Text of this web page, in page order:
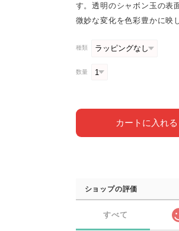
す。透明のシャボン⽟の表
微妙な変化を⾊彩豊かに映
種類
数量
カートに入れる
ショップの評価
すべて